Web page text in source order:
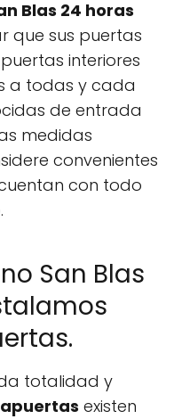
Blas 24 horas
que sus puertas
interiores
a todas y cada
de entrada
medidas
convenientes
con todo
San Blas
totalidad y
existen